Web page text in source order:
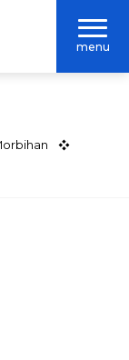
menu